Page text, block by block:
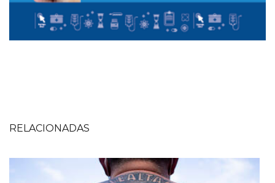
RELACIONADAS